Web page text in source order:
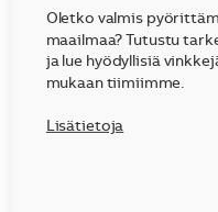
Oletko valmis
maailmaa? Tutustu
ja lue hyödyllisiä
mukaan tiimiimme.
Lisätietoja